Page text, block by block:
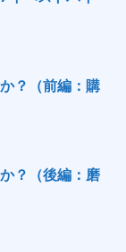
？（前編：購
？（後編：磨